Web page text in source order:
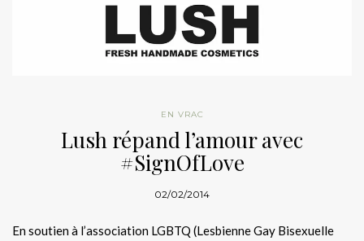
EN VRAC
Lush répand l’amour avec
#SignOfLove
02/02/2014
En soutien à l’association LGBTQ (Lesbienne Gay Bisexuelle